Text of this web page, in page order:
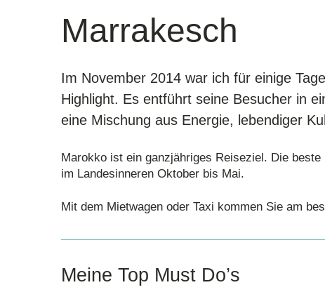
Marrakesch
Im November 2014 war ich für einige
Highlight. Es entführt seine Besucher in
eine Mischung aus Energie, lebendiger
Marokko ist ein ganzjähriges Reiseziel. Die
im Landesinneren Oktober bis Mai.
Mit dem Mietwagen oder Taxi kommen Sie am
Meine Top Must Do’s